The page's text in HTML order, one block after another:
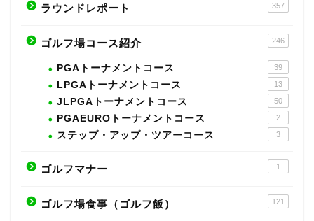
ラウンドレポート 357
ゴルフ場コース紹介 246
PGAトーナメントコース 39
LPGAトーナメントコース 13
JLPGAトーナメントコース 50
PGAEUROトーナメントコース 2
ステップ・アップ・ツアーコース 3
ゴルフマナー 1
ゴルフ場食事（ゴルフ飯） 121